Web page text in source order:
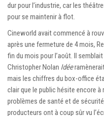
dur pour l’industrie, car les
pour se maintenir à flot.
Cineworld avait commencé à
après une fermeture de 4 mois,
fin du mois pour l’août. Il
Christopher Nolan Idée
mais les chiffres du box-office
clair que le public hésite encore à
problèmes de santé et de
producteurs ont à coup sûr vu